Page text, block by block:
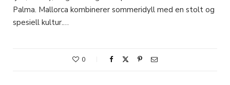
Palma. Mallorca kombinerer sommeridyll med en stolt og
spesiell kultur.…
0